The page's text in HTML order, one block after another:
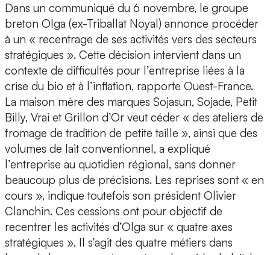
Dans un communiqué du 6 novembre, le groupe
breton Olga (ex-Triballat Noyal) annonce procéder
à un « recentrage de ses activités vers des secteurs
stratégiques ». Cette décision intervient dans un
contexte de difficultés pour l’entreprise liées à la
crise du bio et à l’inflation, rapporte Ouest-France.
La maison mère des marques Sojasun, Sojade, Petit
Billy, Vrai et Grillon d’Or veut céder « des ateliers de
fromage de tradition de petite taille », ainsi que des
volumes de lait conventionnel, a expliqué
l’entreprise au quotidien régional, sans donner
beaucoup plus de précisions. Les reprises sont « en
cours », indique toutefois son président Olivier
Clanchin. Ces cessions ont pour objectif de
recentrer les activités d’Olga sur « quatre axes
stratégiques ». Il s’agit des quatre métiers dans